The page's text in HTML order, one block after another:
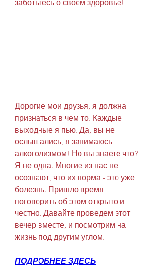
заботьтесь о своем здоровье!
Дорогие мои друзья, я должна
признаться в чем-то. Каждые
выходные я пью. Да, вы не
ослышались, я занимаюсь
алкоголизмом! Но вы знаете что?
Я не одна. Многие из нас не
осознают, что их норма - это уже
болезнь. Пришло время
поговорить об этом открыто и
честно. Давайте проведем этот
вечер вместе, и посмотрим на
жизнь под другим углом.
ПОДРОБНЕЕ ЗДЕСЬ